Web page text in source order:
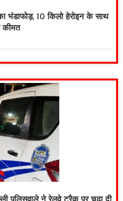
भंडाफोड़, 10 किलो हेरोइन के साथ
कीमत